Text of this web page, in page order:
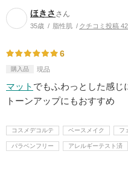
ほきさ さん
35歳 脂性肌 クチコミ投稿
6
購入品 現品
マット でもふわっとした感じ
トーンアップにもおすすめ
コスメデコルテ ベースメイク フ
パラベンフリー アレルギーテスト済